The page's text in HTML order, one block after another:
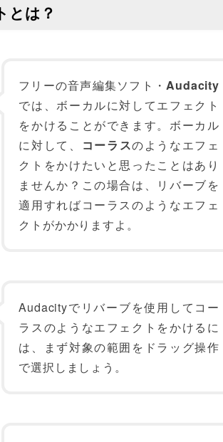
とは？
フリーの音声編集ソフト・ Audacity
では、ボーカルに対してエフェクト
をかけることができます。ボーカル
に対して、
コーラスのようなエフェ
クトをかけたいと思ったことはあり
ませんか？この場合は、リバーブを
適用すればコーラスのようなエフェ
クトがかかりますよ。
Audacityでリバーブを使用してコー
ラスのようなエフェクトをかけるに
は、まず対象の範囲をドラッグ操作
で選択しましょう。